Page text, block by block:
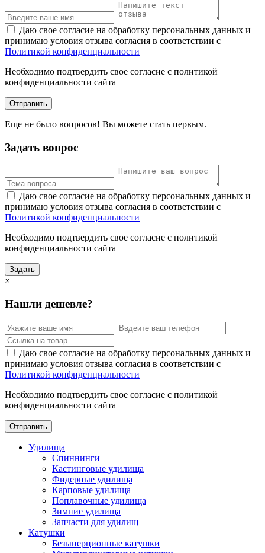
Даю свое согласие на обработку персональных данных и
принимаю условия отзыва согласия в соответствии с
Политикой конфиденциальности
Необходимо подтвердить свое согласие с политикой
конфиденциальности сайта
Отправить
Еще не было вопросов! Вы можете стать первым.
Задать вопрос
Даю свое согласие на обработку персональных данных и
принимаю условия отзыва согласия в соответствии с
Политикой конфиденциальности
Необходимо подтвердить свое согласие с политикой
конфиденциальности сайта
Задать
×
Нашли дешевле?
Даю свое согласие на обработку персональных данных и
принимаю условия отзыва согласия в соответствии с
Политикой конфиденциальности
Необходимо подтвердить свое согласие с политикой
конфиденциальности сайта
Отправить
Удилища
Спиннинги
Кастинговые удилища
Фидерные удилища
Карповые удилища
Поплавочные удилища
Зимние удилища
Запчасти для удилищ
Катушки
Безынерционные катушки